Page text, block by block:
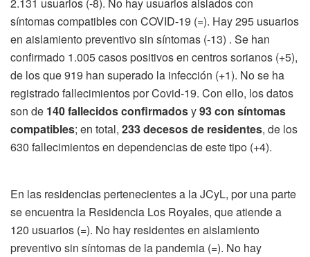
2.131 usuarios (-8). No hay usuarios aislados con
síntomas compatibles con COVID-19 (=). Hay 295 usuarios
en aislamiento preventivo sin síntomas (-13) . Se han
confirmado 1.005 casos positivos en centros sorianos (+5),
de los que 919 han superado la infección (+1). No se ha
registrado fallecimientos por Covid-19. Con ello, los datos
son de 140 fallecidos confirmadosy93 con síntomas
compatibles; en total, 233 decesos de residentes, de los
630 fallecimientos en dependencias de este tipo (+4).
En las residencias pertenecientes a la JCyL, por una parte
se encuentra la Residencia Los Royales, que atiende a
120 usuarios (=). No hay residentes en aislamiento
preventivo sin síntomas de la pandemia (=). No hay